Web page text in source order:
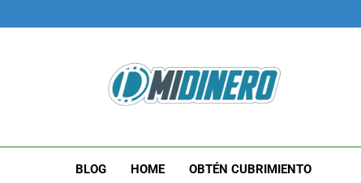
Midinero.co
BLOG HOME OBTÉN CUBRIMIENTO